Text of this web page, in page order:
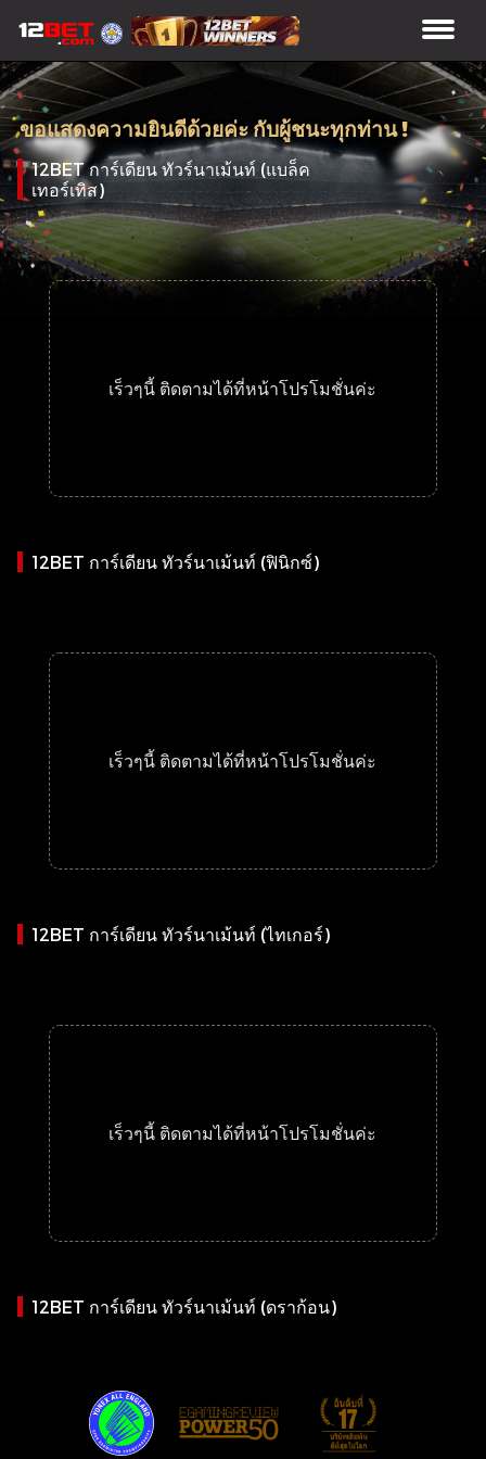
ขอแสดงความยินดีด้วยค่ะ กับผู้ชนะทุกท่าน !
12BET การ์เดียน ทัวร์นาเม้นท์ (แบล็ค
เทอร์เทิส)
เร็วๆนี้ ติดตามได้ที่หน้าโปรโมชั่นค่ะ
12BET การ์เดียน ทัวร์นาเม้นท์ (ฟินิกซ์)
เร็วๆนี้ ติดตามได้ที่หน้าโปรโมชั่นค่ะ
12BET การ์เดียน ทัวร์นาเม้นท์ (ไทเกอร์)
เร็วๆนี้ ติดตามได้ที่หน้าโปรโมชั่นค่ะ
12BET การ์เดียน ทัวร์นาเม้นท์ (ดราก้อน)